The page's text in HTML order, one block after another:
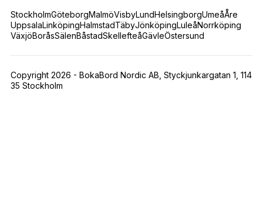
StockholmGöteborgMalmöVisbyLundHelsingborgUmeåÅre
UppsalaLinköpingHalmstadTäbyJönköpingLuleåNorrköping
VäxjöBoråsSälenBåstadSkellefteåGävleÖstersund
Copyright 2026 - BokaBord Nordic AB, Styckjunkargatan 1, 114
35 Stockholm